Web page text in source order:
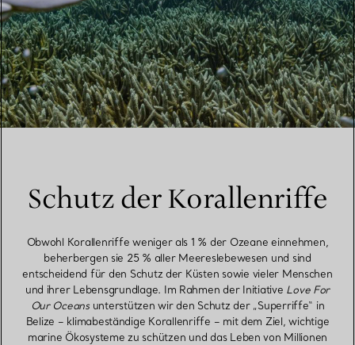
Schutz der Korallenriffe
Obwohl Korallenriffe weniger als 1 % der Ozeane einnehmen,
beherbergen sie 25 % aller Meereslebewesen und sind
entscheidend für den Schutz der Küsten sowie vieler Menschen
und ihrer Lebensgrundlage. Im Rahmen der Initiative Love For
Our Oceansunterstützen wir den Schutz der „Superriffe“ in
Belize – klimabeständige Korallenriffe – mit dem Ziel, wichtige
marine Ökosysteme zu schützen und das Leben von Millionen